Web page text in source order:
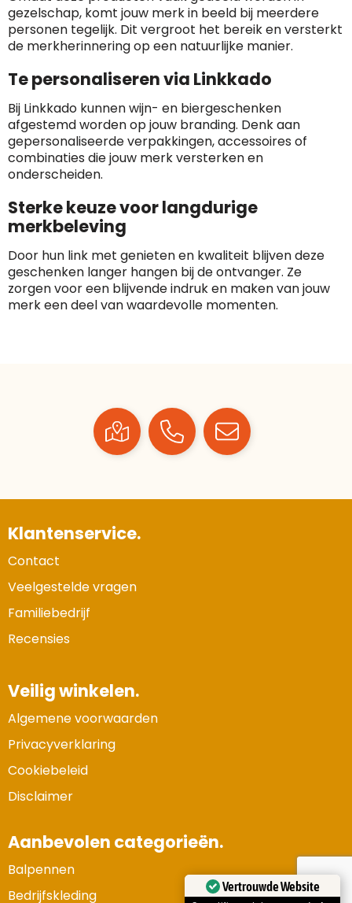
gezelschap, komt jouw merk in beeld bij meerdere
personen tegelijk. Dit vergroot het bereik en versterkt
de merkherinnering op een natuurlijke manier.
Te personaliseren via Linkkado
Bij Linkkado kunnen wijn- en biergeschenken
afgestemd worden op jouw branding. Denk aan
gepersonaliseerde verpakkingen, accessoires of
combinaties die jouw merk versterken en
onderscheiden.
Sterke keuze voor langdurige
merkbeleving
Door hun link met genieten en kwaliteit blijven deze
geschenken langer hangen bij de ontvanger. Ze
zorgen voor een blijvende indruk en maken van jouw
merk een deel van waardevolle momenten.
Klantenservice.
Contact
Veelgestelde vragen
Familiebedrijf
Recensies
Veilig winkelen.
Algemene voorwaarden
Privacyverklaring
Cookiebeleid
Disclaimer
Aanbevolen categorieën.
Balpennen
Bedrijfskleding
Vertrouwde Website